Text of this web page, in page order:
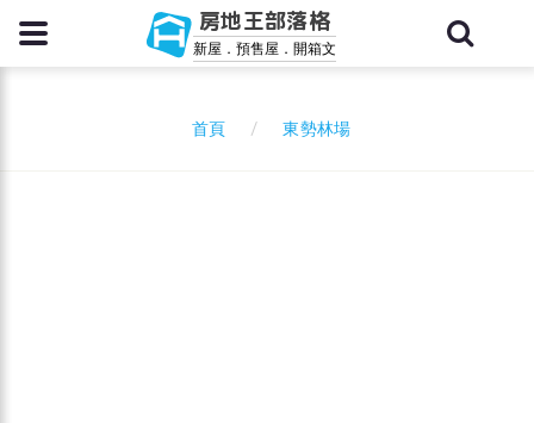
房地王部落格
新屋．預售屋．開箱文
首頁 東勢林場